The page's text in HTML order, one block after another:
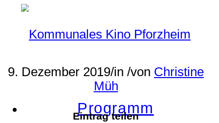
Programm
9. Dezember 2019/in /von Christine
Müh
Eintrag teilen